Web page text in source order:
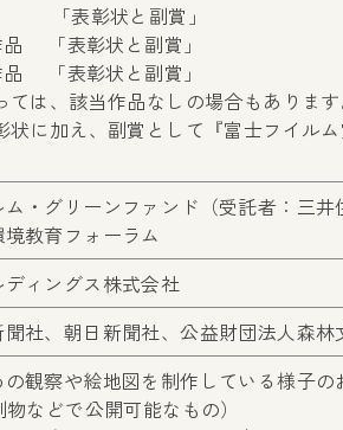
「表彰状と副賞」
「表彰状と副賞」
表彰状と副賞」
は、該当作品なしの場合もあります
に加え、副賞として『富士フイル
・グリーンファンド（受託者：三井
教育フォーラム
ィングス株式会社
社、朝日新聞社、公益財団法人森林
観察や絵地図を制作している様子の
物などで公開可能なもの）